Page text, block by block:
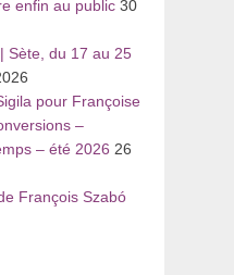
enfin au public 30
Sète, du 17 au 25
pour Françoise
–
– été 2026 26
François Szabó